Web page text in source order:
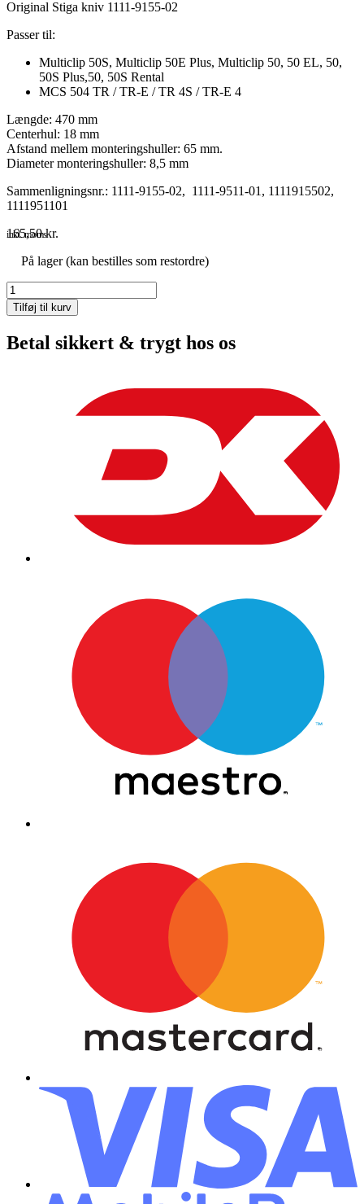
Original Stiga kniv 1111-9155-02
Passer til:
Multiclip 50S, Multiclip 50E Plus, Multiclip 50, 50 EL, 50,
50S Plus,50, 50S Rental
MCS 504 TR / TR-E / TR 4S / TR-E 4
Længde: 470 mm
Centerhul: 18 mm
Afstand mellem monteringshuller: 65 mm.
Diameter monteringshuller: 8,5 mm
Sammenligningsnr.: 1111-9155-02, 1111-9511-01, 1111915502,
1111951101
165,50kr.
inkl. moms
På lager (kan bestilles som restordre)
Kniv
Stiga
multiklip
antal
Tilføj til kurv
Betal sikkert & trygt hos os